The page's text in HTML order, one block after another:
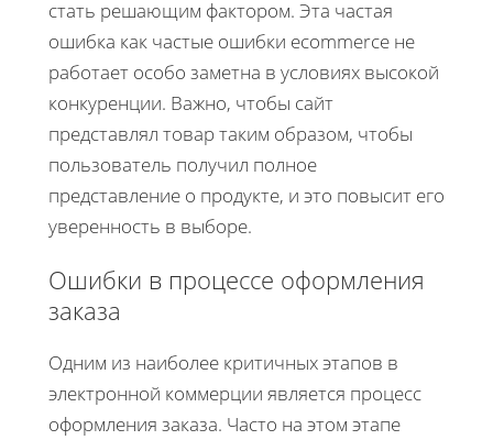
стать решающим фактором. Эта частая
ошибка как частые ошибки ecommerce не
работает особо заметна в условиях высокой
конкуренции. Важно, чтобы сайт
представлял товар таким образом, чтобы
пользователь получил полное
представление о продукте, и это повысит его
уверенность в выборе.
Ошибки в процессе оформления
заказа
Одним из наиболее критичных этапов в
электронной коммерции является процесс
оформления заказа. Часто на этом этапе